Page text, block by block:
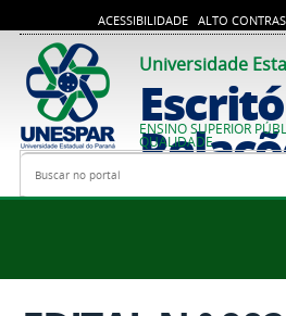
ACESSIBILIDADE ALTO
Universidade
ENSINO SUPERIOR
QUALIDADE
Busca